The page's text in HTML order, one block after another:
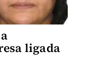
ligada